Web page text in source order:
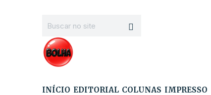
INÍCIO EDITORIAL COLUNAS IMPRESSO